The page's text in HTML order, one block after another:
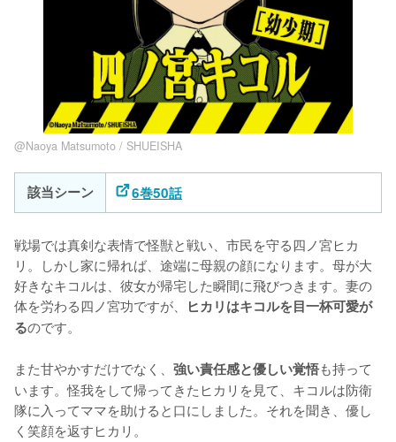
@Naoya Matsumoto / SHUEISHA
該当シーン 6巻50話
戦場では真剣な表情で怪獣と戦い、市民を守る四ノ宮ヒカ
リ。しかし家に帰れば、途端に母親の顔になります。母が大
好きなキコルは、彼女が帰宅した瞬間に飛びつきます。妻の
体を労わる四ノ宮功ですが、
ヒカリはキコルを目一杯可愛が
るのです。
また甘やかすだけでなく、 強い責任感と優しい覚悟も持って
います。怪我をして帰ってきたヒカリを見て、キコルは防衛
隊に入ってママを助けると口にしました。それを聞き、優し
く笑顔を返すヒカリ。